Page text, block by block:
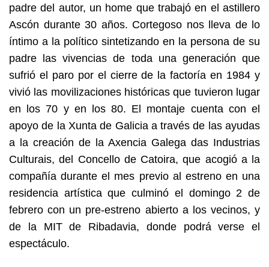
padre del autor, un home que trabajó en el astillero
Ascón durante 30 años. Cortegoso nos lleva de lo
íntimo a la político sintetizando en la persona de su
padre las vivencias de toda una generación que
sufrió el paro por el cierre de la factoría en 1984 y
vivió las movilizaciones históricas que tuvieron lugar
en los 70 y en los 80. El montaje cuenta con el
apoyo de la Xunta de Galicia a través de las ayudas
a la creación de la Axencia Galega das Industrias
Culturais, del Concello de Catoira, que acogió a la
compañía durante el mes previo al estreno en una
residencia artística que culminó el domingo 2 de
febrero con un pre-estreno abierto a los vecinos, y
de la MIT de Ribadavia, donde podrá verse el
espectáculo.